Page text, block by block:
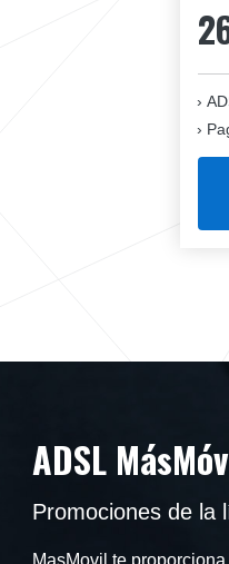
ADSL
Promociones de la